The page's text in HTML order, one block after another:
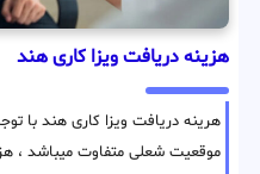
هزینه دریافت ویزا کاری هند
هرینه دریافت ویزا کاری هند با
موقعیت شعلی متفاوت میباشد ،